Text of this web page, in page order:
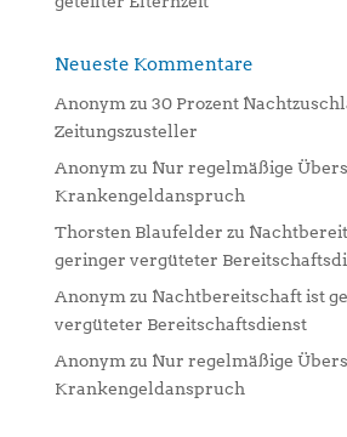
Neueste Kommentare
Anonym zu 30 Prozent
Zeitungszusteller
Anonym zu Nur regelmäßige
Krankengeldanspruch
Thorsten Blaufelder zu
geringer vergüteter
Anonym zu Nachtbereitschaft ist
vergüteter Bereitschaftsdienst
Anonym zu Nur regelmäßige
Krankengeldanspruch